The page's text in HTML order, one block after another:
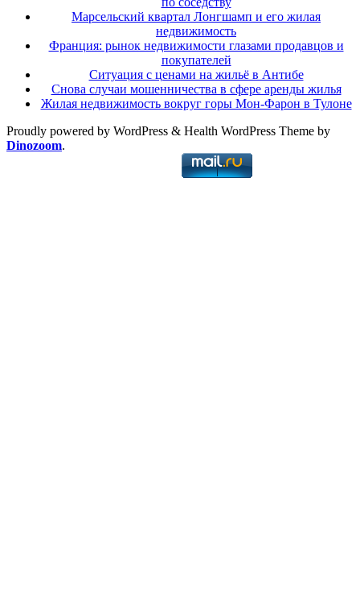
Марсельский квартал Лонгшамп и его жилая
недвижимость
Франция: рынок недвижимости глазами продавцов и
покупателей
Ситуация с ценами на жильё в Антибе
Снова случаи мошенничества в сфере аренды жилья
Жилая недвижимость вокруг горы Мон-Фарон в Тулоне
Proudly powered by WordPress & Health WordPress Theme by
Dinozoom.